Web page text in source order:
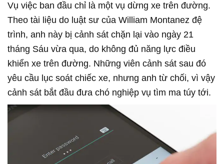
Vụ việc ban đầu chỉ là một vụ dừng xe trên đường.
Theo tài liệu do luật sư của William Montanez đệ
trình, anh này bị cảnh sát chặn lại vào ngày 21
tháng Sáu vừa qua, do không đủ năng lực điều
khiển xe trên đường. Những viên cảnh sát sau đó
yêu cầu lục soát chiếc xe, nhưng anh từ chối, vì vậy
cảnh sát bắt đầu đưa chó nghiệp vụ tìm ma túy tới.